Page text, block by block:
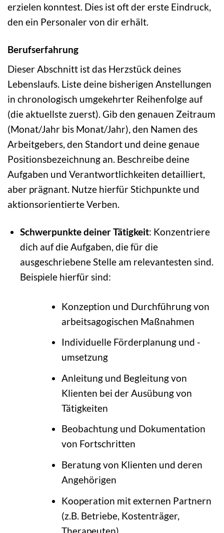
erzielen konntest. Dies ist oft der erste Eindruck,
den ein Personaler von dir erhält.
Berufserfahrung
Dieser Abschnitt ist das Herzstück deines
Lebenslaufs. Liste deine bisherigen Anstellungen
in chronologisch umgekehrter Reihenfolge auf
(die aktuellste zuerst). Gib den genauen Zeitraum
(Monat/Jahr bis Monat/Jahr), den Namen des
Arbeitgebers, den Standort und deine genaue
Positionsbezeichnung an. Beschreibe deine
Aufgaben und Verantwortlichkeiten detailliert,
aber prägnant. Nutze hierfür Stichpunkte und
aktionsorientierte Verben.
Schwerpunkte deiner Tätigkeit: Konzentriere
dich auf die Aufgaben, die für die
ausgeschriebene Stelle am relevantesten sind.
Beispiele hierfür sind:
Konzeption und Durchführung von
arbeitsagogischen Maßnahmen
Individuelle Förderplanung und -
umsetzung
Anleitung und Begleitung von
Klienten bei der Ausübung von
Tätigkeiten
Beobachtung und Dokumentation
von Fortschritten
Beratung von Klienten und deren
Angehörigen
Kooperation mit externen Partnern
(z.B. Betriebe, Kostenträger,
Therapeuten)